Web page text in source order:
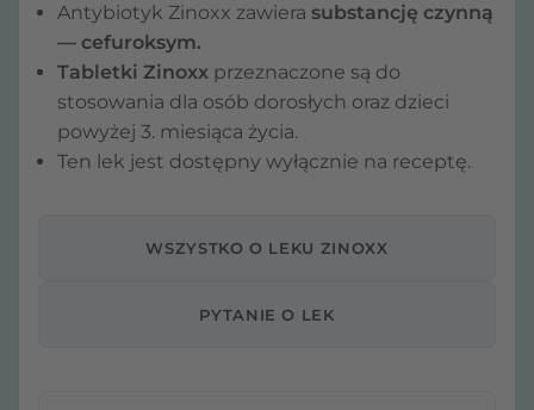
Antybiotyk Zinoxx zawiera substancję czynną
— cefuroksym.
Tabletki Zinoxx przeznaczone są do
stosowania dla osób dorosłych oraz dzieci
powyżej 3. miesiąca życia.
Ten lek jest dostępny wyłącznie na receptę.
WSZYSTKO O LEKU ZINOXX
PYTANIE O LEK